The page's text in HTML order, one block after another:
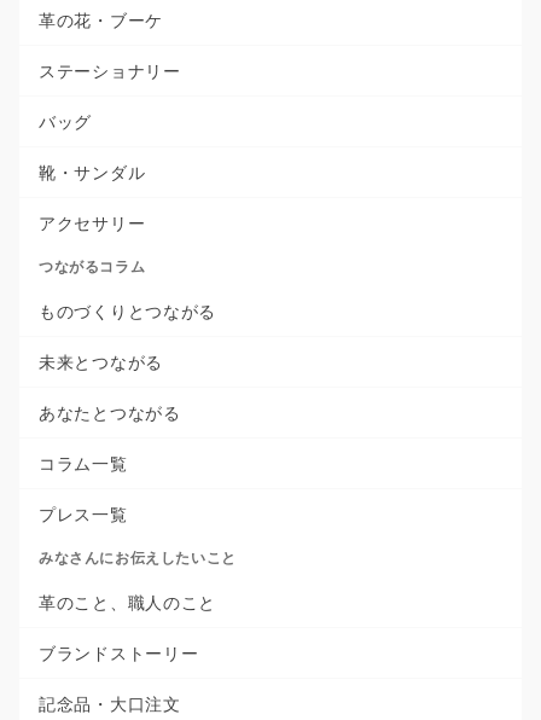
革の花・ブーケ
ステーショナリー
バッグ
靴・サンダル
アクセサリー
つながるコラム
ものづくりとつながる
未来とつながる
あなたとつながる
コラム一覧
プレス一覧
みなさんにお伝えしたいこと
革のこと、職人のこと
ブランドストーリー
記念品・大口注文